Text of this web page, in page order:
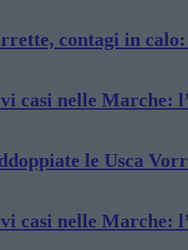
contagi in
casi nelle Marche:
le Usca
casi nelle Marche: